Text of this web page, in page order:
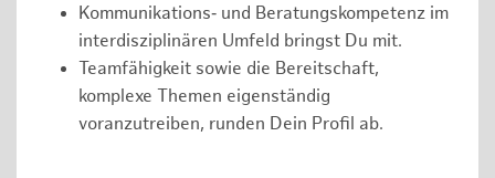
Kommunikations‑ und Beratungskompetenz im
interdisziplinären Umfeld bringst Du mit.
Teamfähigkeit sowie die Bereitschaft,
komplexe Themen eigenständig
voranzutreiben, runden Dein Profil ab.